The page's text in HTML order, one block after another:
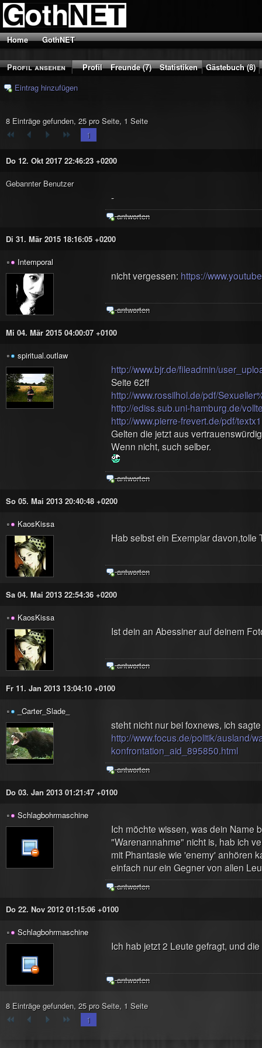
Home GothNET
Profil ansehen Profil Freunde (7) Statistiken
Gästebuch (8)
Eintrag hinzufügen
8 Einträge gefunden, 25 pro Seite, 1 Seite
1
Do 12. Okt 2017 22:46:23 +0200
Gebannter Benutzer
-
antworten
Di 31. Mär 2015 18:16:05 +0200
Intemporal
nicht vergessen: https://
antworten
Mi 04. Mär 2015 04:00:07 +0100
spiritual.outlaw
http://www.bjr.de/fileadmin/
Seite 62ff
http://www.rossilhol.de/pdf/
http://ediss.sub.uni-hamburg.de/
http://www.pierre-frevert.de/pdf/
Gelten die jetzt aus
Wenn nicht, such selber.
antworten
So 05. Mai 2013 20:40:48 +0200
KaosKissa
Hab selbst ein Exemplar davon,tolle
antworten
Sa 04. Mai 2013 22:54:36 +0200
KaosKissa
Ist dein an Abessiner auf deinem
antworten
Fr 11. Jan 2013 13:04:10 +0100
_Carter_Slade_
steht nicht nur bei foxnews, ich
http://www.focus.de/politik/ausland/
konfrontation_aid_895850.html
antworten
Do 03. Jan 2013 01:21:47 +0100
Schlagbohrmaschine
Ich möchte wissen, was dein Name
"Warenannahme" nicht is, hab ich
mit Phantasie wie 'enemy' anhören
einfach nur ein Gegner von allen
antworten
Do 22. Nov 2012 01:15:06 +0100
Schlagbohrmaschine
Ich hab jetzt 2 Leute gefragt, und
antworten
8 Einträge gefunden, 25 pro Seite, 1 Seite
1